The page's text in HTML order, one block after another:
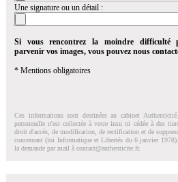
Une signature ou un détail :
Si vous rencontrez la moindre difficulté
parvenir vos images, vous pouvez nous
* Mentions obligatoires
Ces informations sont destinées au cabinet
personnelle n'est collectée à votre insu ni cédée à des
droit d'accés, de modification, de rectification et de
concernant (loi Informatique et Libertés du 6 janvier
la demande par mail à contact@authenticite.fr.